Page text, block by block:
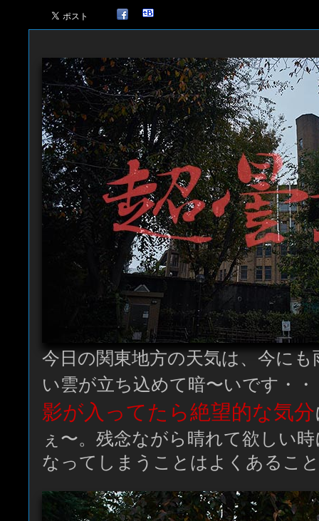
今日の関東地方の天気は、今に
い雲が立ち込めて暗〜いです・
影が入ってたら絶望的な気分
ぇ〜。残念ながら晴れて欲しい
なってしまうことはよくあるこ